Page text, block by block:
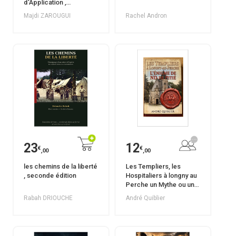
d'Application ,
Diagnostic et Retouche
des Défauts de Peinture
Majdi ZAROUGUI Rachel Andron
23€,00
les chemins de la liberté
, seconde édition
Rabah DRIOUCHE
12€,00
Les Templiers, les
Hospitaliers à longny au
Perche un Mythe ou une
réalité
André Quiblier